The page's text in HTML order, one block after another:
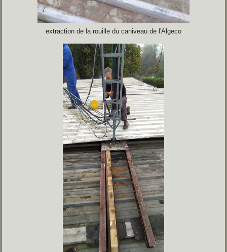
extraction de la rouille du caniveau de l'Algeco